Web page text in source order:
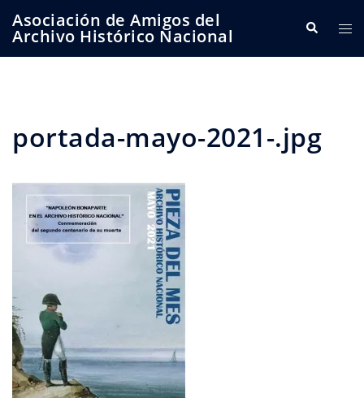
Asociación de Amigos del
Archivo Histórico Nacional Buscar
portada-mayo-2021-.jpg